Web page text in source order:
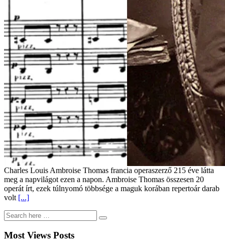
Charles Louis Ambroise Thomas francia operaszerző 215 éve látta
meg a napvilágot ezen a napon. Ambroise Thomas összesen 20
operát írt, ezek túlnyomó többsége a maguk korában repertoár darab
volt [...]
Most Views Posts